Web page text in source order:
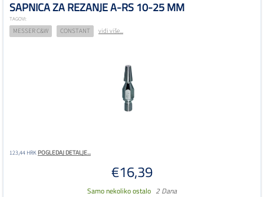
SAPNICA ZA REZANJE A-RS 10-25 MM
TAGOVI:
MESSER C&W CONSTANT vidi više...
123,44 HRKPOGLEDAJ DETALJE...
€16,39
Samo nekoliko ostalo 2 Dana